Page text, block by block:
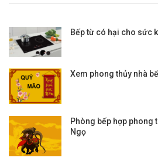
Bếp từ có hại cho sức
Xem phong thủy nhà
Phòng bếp hợp phong
Ngọ